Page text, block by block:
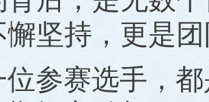
懈坚持，更是
位参赛选手，